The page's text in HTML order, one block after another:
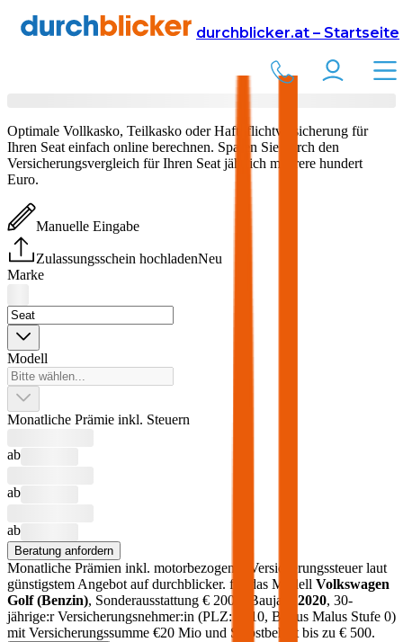
durchblicker.at – Startseite
Versicherung Autoversicherung
Versicherung vergleichen & abschließen
Optimale Vollkasko, Teilkasko oder Haftpflichtversicherung für
Ihren Seateinfach online berechnen. Sparen Sie durch den
Versicherungsvergleich für Ihren Seatjährlich mehrere hundert
Euro.
Manuelle Eingabe
Zulassungsschein hochladenNeu
Marke
Modell
Monatliche Prämie inkl. Steuern
ab
ab
ab
Beratung anfordern
Monatliche Prämien inkl. motorbezogener Versicherungssteuer laut
günstigstem Angebot auf durchblicker. für das Modell Volkswagen
Golf(Benzin), Sonderausstattung € 2000 , Baujahr 2020, 30-
jährige:r Versicherungsnehmer:in (PLZ:
1010, Bonus Malus Stufe 0)
mit Versicherungssumme €20 Mio und Selbstbehalt bis zu € 500.